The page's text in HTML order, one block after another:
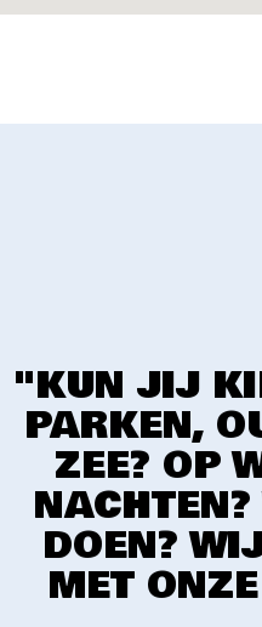
"KUN JIJ
PARKEN,
ZEE? OP
DOEN?
MET